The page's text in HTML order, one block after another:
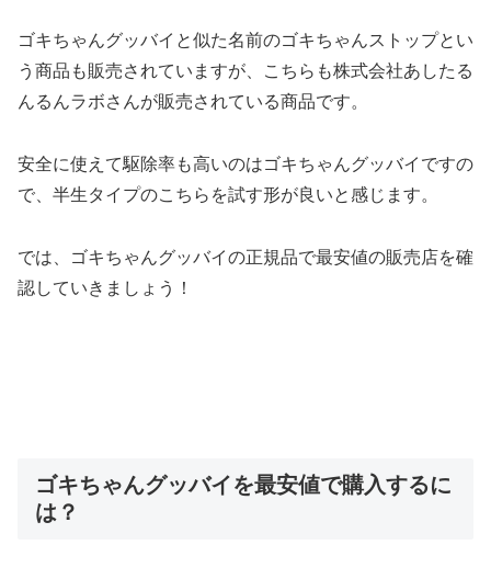
ゴキちゃんグッバイと似た名前のゴキちゃんストップとい
う商品も販売されていますが、こちらも株式会社あしたる
んるんラボさんが販売されている商品です。
安全に使えて駆除率も高いのはゴキちゃんグッバイですの
で、半生タイプのこちらを試す形が良いと感じます。
では、ゴキちゃんグッバイの正規品で最安値の販売店を確
認していきましょう！
ゴキちゃんグッバイを最安値で購入するに
は？